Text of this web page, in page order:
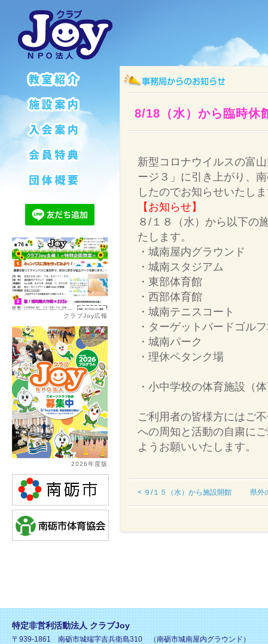
8/18（水）から臨時休
新型コロナウイルスの富
ージ３」に引き上がり、
したのでお知らせいたし
【お知らせ】
８/１８（水）から以下の
たします。
・城南屋内グラウンド
・城南スタジアム
・東部体育館
・西部体育館
・城南テニスコート
・ターゲットバードゴル
・城南パーク
・理休ペタンク場
・小中学校の体育施設（
ご利用者の皆様方にはご
への周知と活動の自粛に
ようお願いいたします。
< ９/１５（水）から施設開館 県外
クラブJoy広報
2026年度版
特定非営利活動法人 クラブJoy
〒939-1861 南砺市城端字吉兵衛島310 （南砺市城南屋内グラウンド）